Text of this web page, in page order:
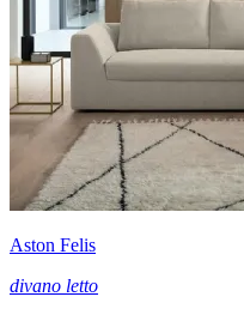
Aston Felis
divano letto